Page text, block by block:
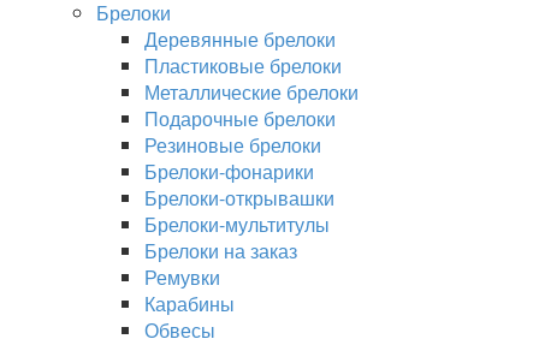
Брелоки
Деревянные брелоки
Пластиковые брелоки
Металлические брелоки
Подарочные брелоки
Резиновые брелоки
Брелоки-фонарики
Брелоки-открывашки
Брелоки-мультитулы
Брелоки на заказ
Ремувки
Карабины
Обвесы